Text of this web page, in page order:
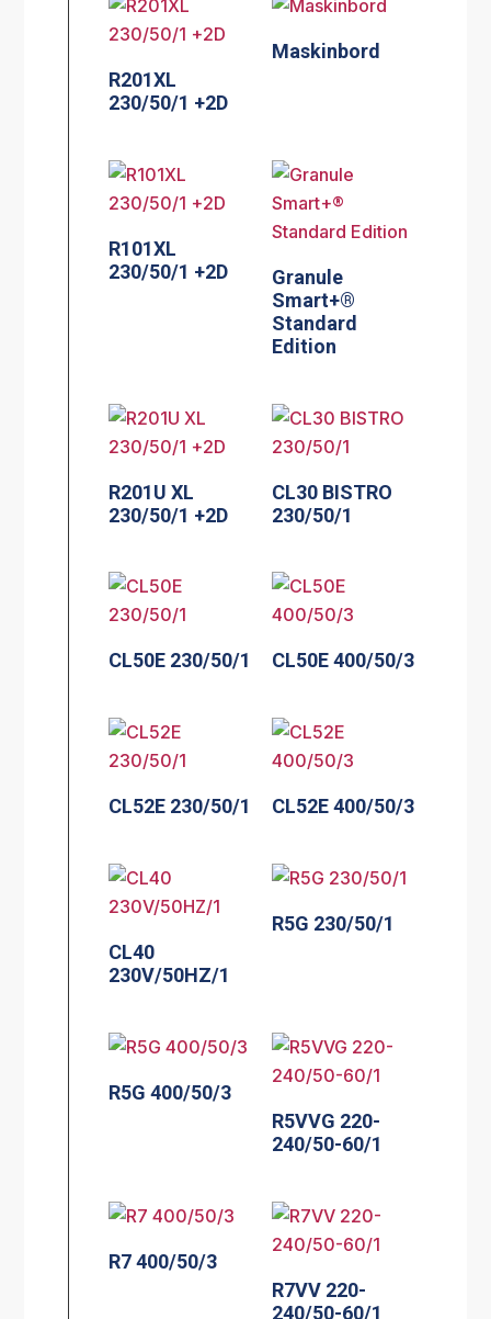
R201XL
230/50/1 +2D
Maskinbord
R101XL
230/50/1 +2D
Granule
Smart+®
Standard
Edition
R201U XL
230/50/1 +2D
CL30 BISTRO
230/50/1
CL50E 230/50/1 CL50E 400/50/3
CL52E 230/50/1 CL52E 400/50/3
CL40
230V/50HZ/1
R5G 230/50/1
R5G 400/50/3
R5VVG 220-
240/50-60/1
R7 400/50/3
R7VV 220-
240/50-60/1